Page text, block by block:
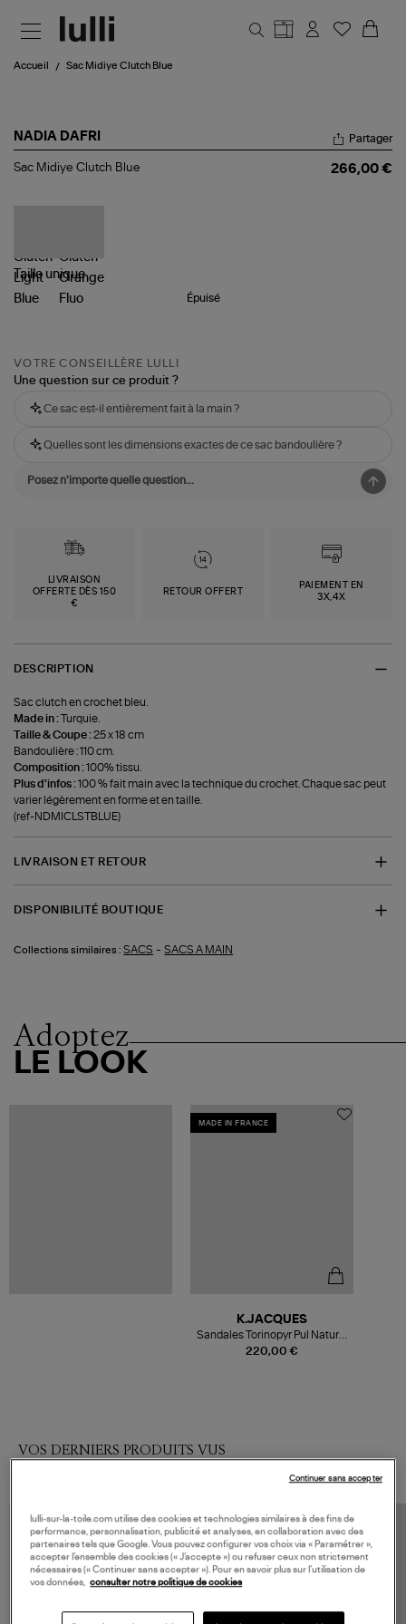
Accueil Sac Midiye Clutch Blue
NADIA DAFRI
Sac
Partager
Sac Midiye Clutch Blue 266,00 €
Taille unique
Épuisé
VOTRE CONSEILLÈRE LULLI
Une question sur ce produit ?
Ce sac est-il entièrement fait à la main ?
Quelles sont les dimensions exactes de ce sac bandoulière ?
LIVRAISON
OFFERTE DÈS 150
€
RETOUR OFFERT
PAIEMENT EN
3X,4X
DESCRIPTION
Sac clutch en crochet bleu.
Made in :Turquie.
Taille & Coupe :25 x 18 cm
Bandoulière : 110 cm.
Composition :100% tissu.
Plus d'infos :100 % fait main avec la technique du crochet. Chaque sac peut
varier légèrement en forme et en taille.
(ref-NDMICLSTBLUE)
LIVRAISON ET RETOUR
DISPONIBILITÉ BOUTIQUE
Collections similaires : SACS -SACS A MAIN
Adoptez
LE LOOK
MADE IN FRANCE
220,00 €
K.JACQUES
Sandales Torinopyr Pul Naturel
Or
VOS DERNIERS PRODUITS VUS
lulli-sur-la-toile.com utilise des cookies et technologies similaires à des fins de
performance, personnalisation, publicité et analyses, en collaboration avec des
partenaires tels que Google. Vous pouvez configurer vos choix via « Paramétrer »,
accepter l’ensemble des cookies (« J’accepte ») ou refuser ceux non strictement
nécessaires (« Continuer sans accepter »). Pour en savoir plus sur l’utilisation de
vos données, consulter notre politique de cookies
Continuer sans accepter